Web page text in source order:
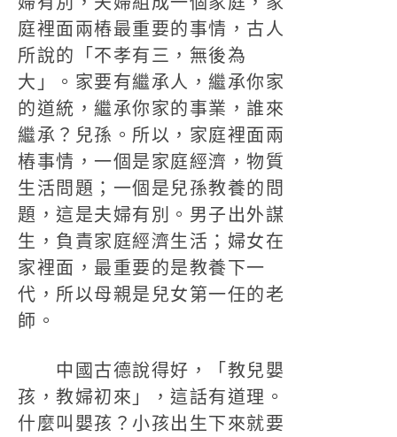
庭裡面兩樁最重要的事情，古人
所說的「不孝有三，無後為
大」。家要有繼承人，繼承你家
的道統，繼承你家的事業，誰來
繼承？兒孫。所以，家庭裡面兩
樁事情，一個是家庭經濟，物質
生活問題；一個是兒孫教養的問
題，這是夫婦有別。男子出外謀
生，負責家庭經濟生活；婦女在
家裡面，最重要的是教養下一
代，所以母親是兒女第一任的老
師。
中國古德說得好，「教兒嬰
孩，教婦初來」，這話有道理。
什麼叫嬰孩？小孩出生下來就要